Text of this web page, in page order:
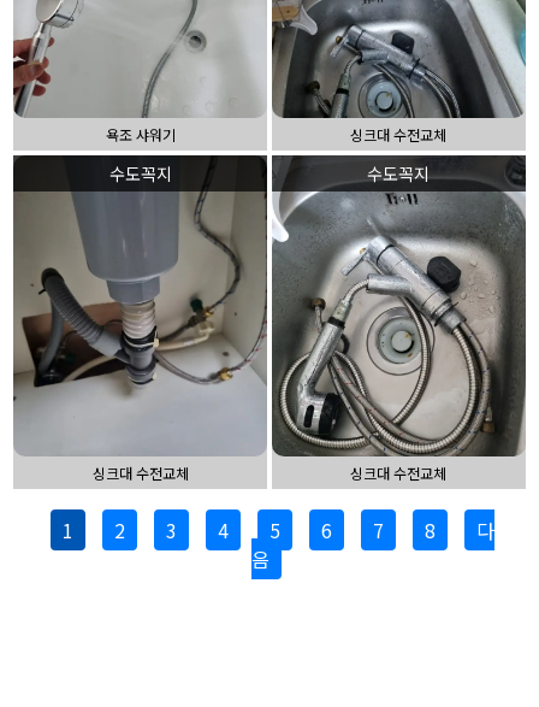
욕조 샤워기 싱크대 수전교체
수도꼭지
싱크대 수전교체
수도꼭지
싱크대 수전교체
1 2 3 4 5 6 7 8
다
음